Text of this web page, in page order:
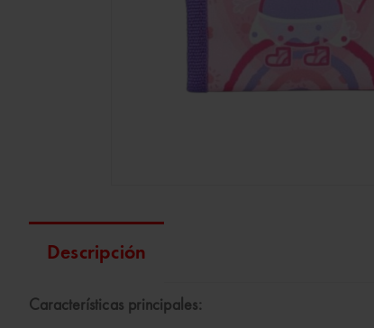
Descripción
Características principales: